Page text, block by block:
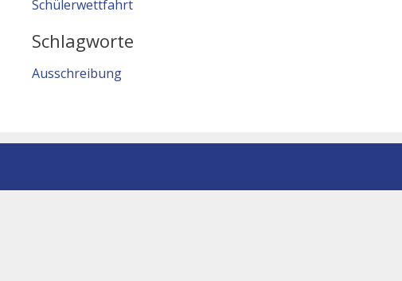
Schülerwettfahrt
Schlagworte
Ausschreibung